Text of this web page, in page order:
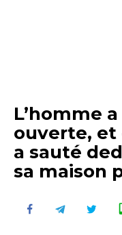
L’homme
ouverte, et
a sauté
sa maison